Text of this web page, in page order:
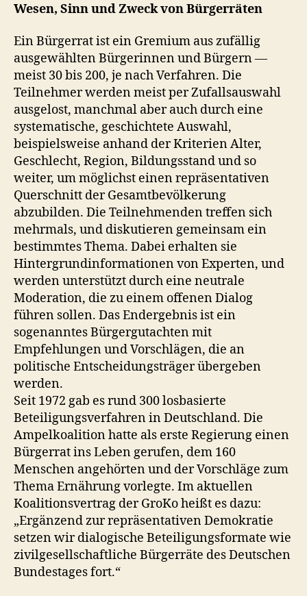
Wesen, Sinn und Zweck von Bürgerräten
Ein Bürgerrat ist ein Gremium aus zufällig
ausgewählten Bürgerinnen und Bürgern —
meist 30 bis 200, je nach Verfahren. Die
Teilnehmer werden meist per Zufallsauswahl
ausgelost, manchmal aber auch durch eine
systematische, geschichtete Auswahl,
beispielsweise anhand der Kriterien Alter,
Geschlecht, Region, Bildungsstand und so
weiter, um möglichst einen repräsentativen
Querschnitt der Gesamtbevölkerung
abzubilden. Die Teilnehmenden treffen sich
mehrmals, und diskutieren gemeinsam ein
bestimmtes Thema. Dabei erhalten sie
Hintergrundinformationen von Experten, und
werden unterstützt durch eine neutrale
Moderation, die zu einem offenen Dialog
führen sollen. Das Endergebnis ist ein
sogenanntes Bürgergutachten mit
Empfehlungen und Vorschlägen, die an
politische Entscheidungsträger übergeben
werden.
Seit 1972 gab es rund 300 losbasierte
Beteiligungsverfahren in Deutschland. Die
Ampelkoalition hatte als erste Regierung einen
Bürgerrat ins Leben gerufen, dem 160
Menschen angehörten und der Vorschläge zum
Thema Ernährung vorlegte. Im aktuellen
Koalitionsvertrag der GroKo heißt es dazu:
„Ergänzend zur repräsentativen Demokratie
setzen wir dialogische Beteiligungsformate wie
zivilgesellschaftliche Bürgerräte des Deutschen
Bundestages fort.“